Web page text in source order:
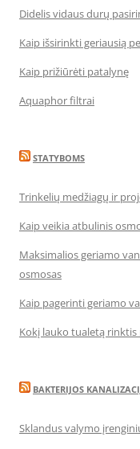
Didelis vidaus durų
Kaip išsirinkti geriausią
Kaip prižiūrėti patalynę
Aquaphor filtrai
STATYBOMS
Trinkelių medžiagų ir
Kaip veikia atbulinis
Maksimalios geriamo
osmosas
Kaip pagerinti geriamo
Kokį lauko tualetą
BAKTERIJOS
Sklandus valymo